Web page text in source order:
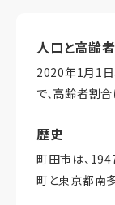
人口と高齢
2020年1月1
で、高齢者割
歴史
町田市は、
町と東京都南